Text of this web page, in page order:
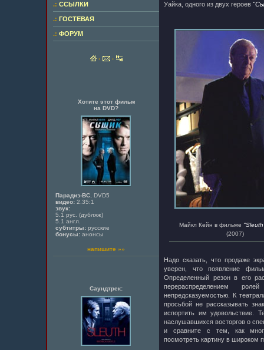
.: ССЫЛКИ
.: ГОСТЕВАЯ
.: ФОРУМ
· ·
Хотите этот фильм
на DVD?
Парадиз-ВС , DVD5
видео: 2.35:1
звук:
5.1 рус. (дубляж)
5.1 англ.
субтитры: русские
бонусы: анонсы
напишите »»
Саундтрек:
Уайка, одного из двух героев
Майкл Кейн в фильме
(2007)
Надо сказать, что продаже
уверен, что появление
Определенный резон в его
перераспределением
непредсказуемостью. К
просьбой не рассказывать
испортить им удовольствие.
наслушавшихся восторгов о
и сравните с тем, как
посмотреть картину в широком